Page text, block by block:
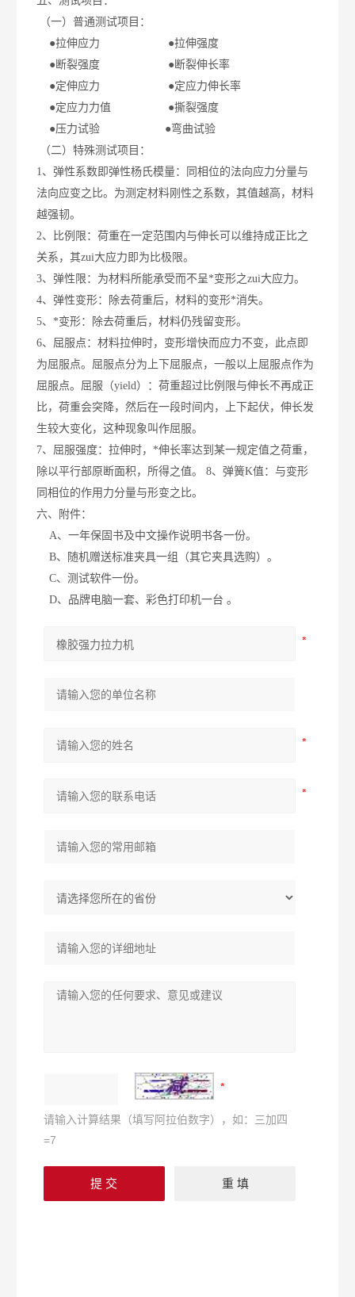
（一）普通测试项目：
●拉伸应力 ●拉伸强度
●断裂强度 ●断裂伸长率
●定伸应力 ●定应力伸长率
●定应力力值 ●撕裂强度
●压力试验 ●弯曲试验
（二）特殊测试项目：
1、弹性系数即弹性杨氏模量：同相位的法向应力分量与
法向应变之比。为测定材料刚性之系数，其值越高，材料
越强韧。
2、比例限：荷重在一定范围内与伸长可以维持成正比之
关系，其zui大应力即为比极限。
3、弹性限：为材料所能承受而不呈*变形之zui大应力。
4、弹性变形：除去荷重后，材料的变形*消失。
5、*变形：除去荷重后，材料仍残留变形。
6、屈服点：材料拉伸时，变形增快而应力不变，此点即
为屈服点。屈服点分为上下屈服点，一般以上屈服点作为
屈服点。屈服（yield）：荷重超过比例限与伸长不再成正
比，荷重会突降，然后在一段时间内，上下起伏，伸长发
生较大变化，这种现象叫作屈服。
7、屈服强度：拉伸时，*伸长率达到某一规定值之荷重，
除以平行部原断面积，所得之值。8、弹簧K值：与变形
同相位的作用力分量与形变之比。
六、
附件：
A、一年保固书及中文操作说明书各一份。
B、随机赠送标准夹具一组（其它夹具选购）。
C、测试软件一份。
D、品牌电脑一套、彩色打印机一台 。
请输入计算结果（填写阿拉伯数字），如：三加四
=7